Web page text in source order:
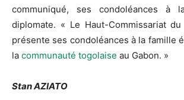
communiqué, ses condoléances à
diplomate. « Le Haut-Commissariat
présente ses condoléances à la famille
la communauté togolaise au Gabon. »
Stan AZIATO